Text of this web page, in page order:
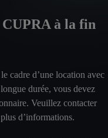
à la fin
cadre d’une location avec
durée, vous devez
Veuillez contacter
d’informations.